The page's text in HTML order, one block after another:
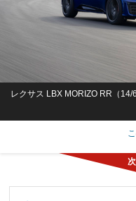
レクサス LBX MORIZO RR（14/